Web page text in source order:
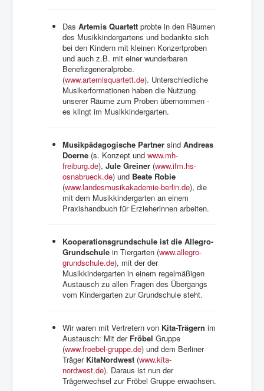
Das Artemis Quartett probte in den Räumen
des Musikkindergartens und bedankte sich
bei den Kindern mit kleinen Konzertproben
und auch z.B. mit einer wunderbaren
Benefizgeneralprobe.
(www.artemisquartett.de). Unterschiedliche
Musikerformationen haben die Nutzung
unserer Räume zum Proben übernommen -
es klingt im Musikkindergarten.
Musikpädagogische Partner sind Andreas
Doerne (s. Konzept und www.mh-
freiburg.de), Jule Greiner (www.ifm.hs-
osnabrueck.de) und Beate Robie
(www.landesmusikakademie-berlin.de), die
mit dem Musikkindergarten an einem
Praxishandbuch für Erzieherinnen arbeiten.
Kooperationsgrundschule ist die Allegro-
Grundschule in Tiergarten (www.allegro-
grundschule.de), mit der der
Musikkindergarten in einem regelmäßigen
Austausch zu allen Fragen des Übergangs
vom Kindergarten zur Grundschule steht.
Wir waren mit Vertretern von Kita-Trägern im
Austausch: Mit der Fröbel Gruppe
(www.froebel-gruppe.de) und dem Berliner
Träger KitaNordwest (www.kita-
nordwest.de). Daraus ist nun der
Trägerwechsel zur Fröbel Gruppe erwachsen.